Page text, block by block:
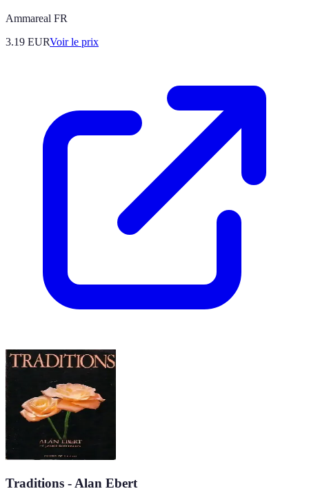
Ammareal FR
3.19 EURVoir le prix
Traditions - Alan Ebert